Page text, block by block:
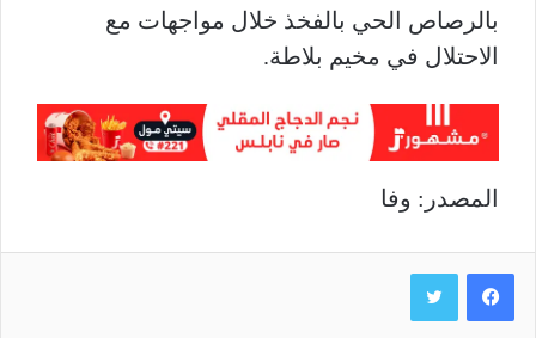
بالرصاص الحي بالفخذ خلال مواجهات مع
الاحتلال في مخيم بلاطة.
المصدر: وفا